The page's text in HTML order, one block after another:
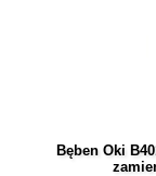
Bęben Oki